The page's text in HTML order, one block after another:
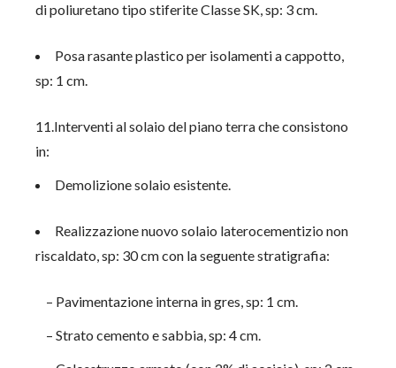
di poliuretano tipo stiferite Classe SK, sp: 3 cm.
Posa rasante plastico per isolamenti a cappotto,
sp: 1 cm.
11.Interventi al solaio del piano terra che consistono
in:
Demolizione solaio esistente.
Realizzazione nuovo solaio laterocementizio non
riscaldato, sp: 30 cm con la seguente stratigrafia:
– Pavimentazione interna in gres, sp: 1 cm.
– Strato cemento e sabbia, sp: 4 cm.